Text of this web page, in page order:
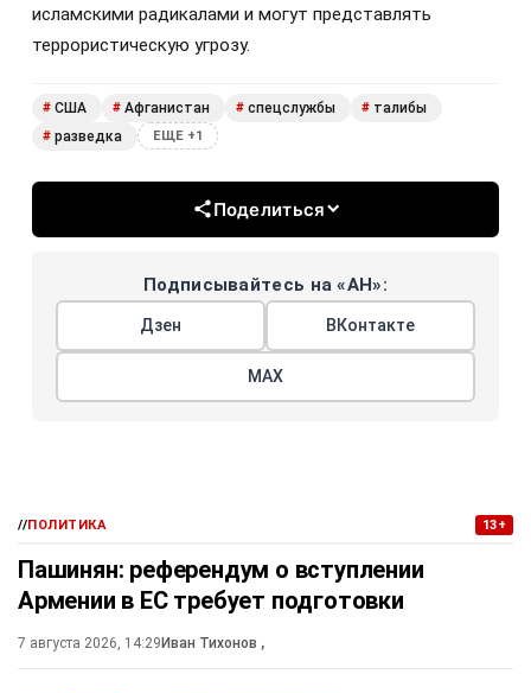
исламскими радикалами и могут представлять
террористическую угрозу.
# США # Афганистан # спецслужбы # талибы
# разведка ЕЩЕ +1
Поделиться
Подписывайтесь на «АН»:
Дзен ВКонтакте
МАХ
//ПОЛИТИКА 13+
Пашинян: референдум о вступлении
Армении в ЕС требует подготовки
7 августа 2026, 14:29Иван Тихонов ,